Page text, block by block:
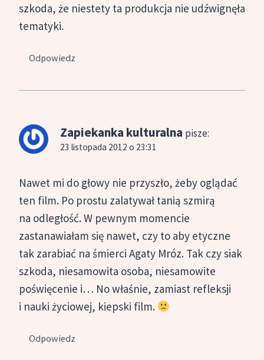
szkoda, że niestety ta produkcja nie udźwignęła
tematyki.
Odpowiedz
Zapiekanka kulturalna pisze:
23 listopada 2012 o 23:31
Nawet mi do głowy nie przyszło, żeby oglądać
ten film. Po prostu zalatywał tanią szmirą
na odległość. W pewnym momencie
zastanawiałam się nawet, czy to aby etyczne
tak zarabiać na śmierci Agaty Mróz. Tak czy siak
szkoda, niesamowita osoba, niesamowite
poświęcenie i… No właśnie, zamiast refleksji
i nauki życiowej, kiepski film.
Odpowiedz